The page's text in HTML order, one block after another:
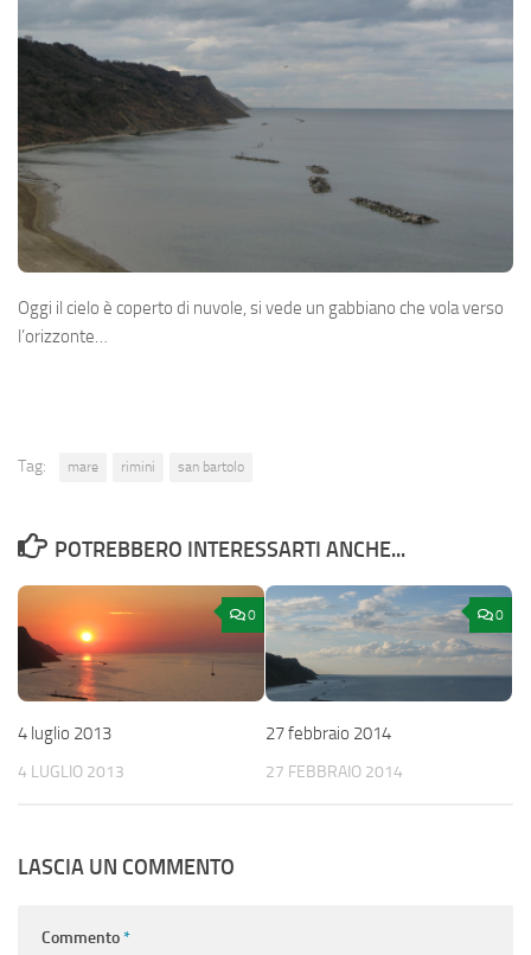
Oggi il cielo è coperto di nuvole, si vede un gabbiano che vola verso
l’orizzonte…
Tag: mare rimini san bartolo
POTREBBERO INTERESSARTI ANCHE...
0
4 luglio 2013
4 LUGLIO 2013
0
27 febbraio 2014
27 FEBBRAIO 2014
LASCIA UN COMMENTO
Commento*